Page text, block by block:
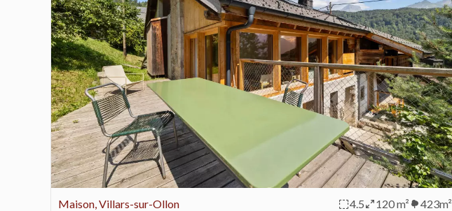
Maison, Villars-sur-Ollon 4.5 120 m² 423m²